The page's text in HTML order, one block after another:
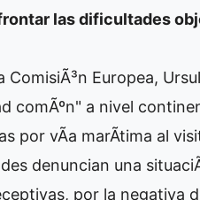
las dificultades
Europea,
comÃºn" a nivel
por vÃ­a marÃ­tima al
denuncian una
por la negativa